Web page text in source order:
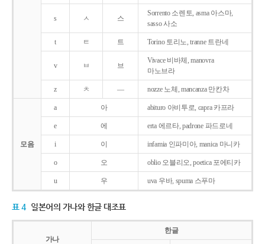
s ㅅ 스
Sorrento 소렌토, asma 아스마,
sasso 사소
t ㅌ 트 Torino 토리노, tranne 트란네
v ㅂ 브
Vivace 비바체, manovra
마노브라
z ㅊ ― nozze 노체, mancanza 만칸차
모음
a 아 abituro 아비투로, capra 카프라
e 에 erta 에르타, padrone 파드로네
i 이 infamia 인파미아, manica 마니카
o 오 oblio 오블리오, poetica 포에티카
u 우 uva 우바, spuma 스푸마
표 4 일본어의 가나와 한글 대조표
가나
한글